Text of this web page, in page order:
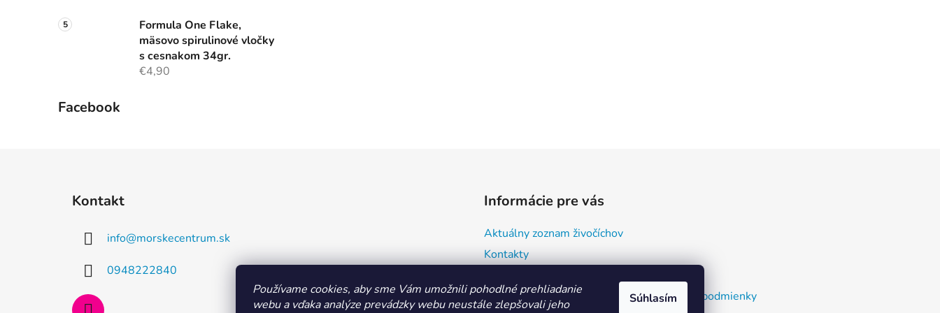
Používame cookies, aby sme Vám umožnili pohodlné prehliadanie
webu a vďaka analýze prevádzky webu neustále zlepšovali jeho
Súhlasím
Formula One Flake,
mäsovo spirulinové vločky
s cesnakom 34gr.
€4,90
Facebook
Kontakt
info@morskecentrum.sk
0948222840
Informácie pre vás
Aktuálny zoznam živočíchov
Kontakty
Všeobecné obchodné podmienky a dodacie podmienky